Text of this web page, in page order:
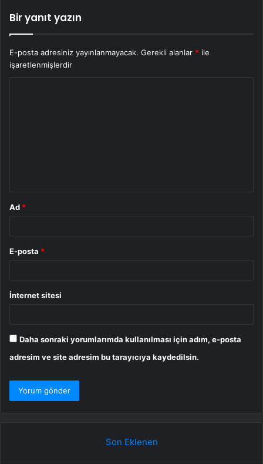
Bir yanıt yazın
E-posta adresiniz yayınlanmayacak. Gerekli alanlar * ile
işaretlenmişlerdir
Ad *
E-posta *
İnternet sitesi
Daha sonraki yorumlarımda kullanılması için adım, e-posta
adresim ve site adresim bu tarayıcıya kaydedilsin.
Son Eklenen